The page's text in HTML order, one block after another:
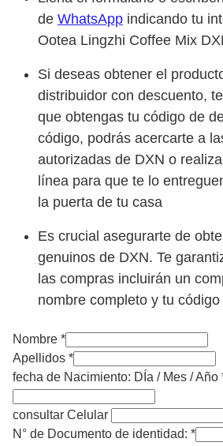
de WhatsApp indicando tu
Ootea Lingzhi Coffee Mix
Si deseas obtener el
distribuidor con descuento,
que obtengas tu código de
código, podrás acercarte a
autorizadas de DXN o
línea para que te lo
la puerta de tu casa
Es crucial asegurarte de
genuinos de DXN. Te
las compras incluirán un
nombre completo y tu
Nombre *
Apellidos *
fecha de Nacimiento: DÍa / Mes / Año
consultar Celular
N° de Documento de identidad: *